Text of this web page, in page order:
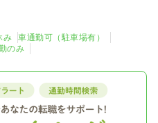
み
車通勤可（駐車場有）
のみ